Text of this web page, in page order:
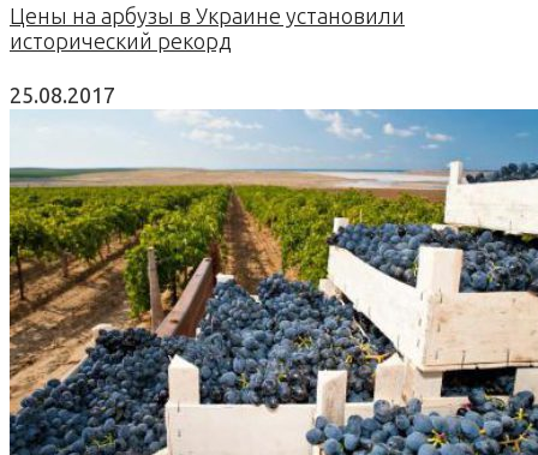
Цены на арбузы в Украине установили
исторический рекорд
25.08.2017